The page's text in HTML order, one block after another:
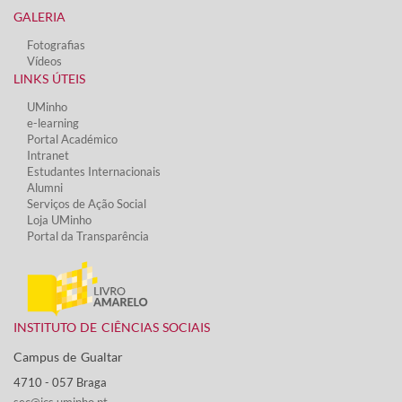
GALERIA
Fotografias
Vídeos​
LINKS ÚTEIS​
UMinho
e-learning
Portal Académico
Intranet
Estudantes Inter​​nacionais
Alumni
Serviços de Ação Social​
Loja UMinho
Portal da Transparência
INSTITUTO DE CIÊNCIAS SOCIAIS
Campus de Gualtar ​
4710 - ​057 Braga